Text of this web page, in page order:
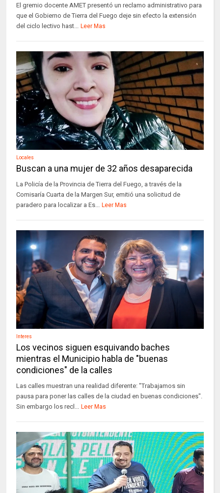
El gremio docente AMET presentó un reclamo administrativo para
que el Gobierno de Tierra del Fuego deje sin efecto la extensión
del ciclo lectivo hast... Leer Mas
Locales
Buscan a una mujer de 32 años desaparecida
La Policía de la Provincia de Tierra del Fuego, a través de la
Comisaría Cuarta de la Margen Sur, emitió una solicitud de
paradero para localizar a Es... Leer Mas
Interes
Los vecinos siguen esquivando baches
mientras el Municipio habla de "buenas
condiciones" de la calles
Las calles muestran una realidad diferente: "Trabajamos sin
pausa para poner las calles de la ciudad en buenas condiciones".
Sin embargo los recl... Leer Mas